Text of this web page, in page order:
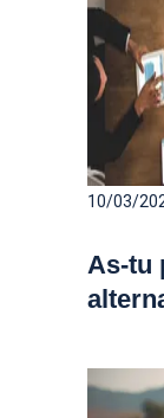
10/03/
As-tu